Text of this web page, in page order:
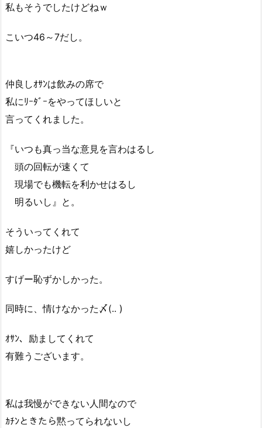
私もそうでしたけどねｗ
こいつ46～7だし。
仲良しｵｻﾝは飲みの席で
私にﾘｰﾀﾞｰをやってほしいと
言ってくれました。
『いつも真っ当な意見を言わはるし
頭の回転が速くて
現場でも機転を利かせはるし
明るいし』と。
そういってくれて
嬉しかったけど
すげー恥ずかしかった。
同時に、情けなかった〆(.. )
ｵｻﾝ、励ましてくれて
有難うございます。
私は我慢ができない人間なので
ｶﾁﾝときたら黙ってられないし